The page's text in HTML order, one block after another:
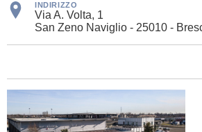
INDIRIZZO
Via A. Volta, 1
San Zeno Naviglio - 25010 -